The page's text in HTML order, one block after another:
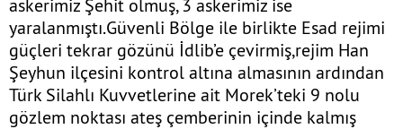
askerimiz Şehit olmuş, 3 askerimiz ise
yaralanmıştı.Güvenli Bölge ile birlikte Esad rejimi
güçleri tekrar gözünü İdlib’e çevirmiş,rejim Han
Şeyhun ilçesini kontrol altına almasının ardından
Türk Silahlı Kuvvetlerine ait Morek’teki 9 nolu
gözlem noktası ateş çemberinin içinde kalmış